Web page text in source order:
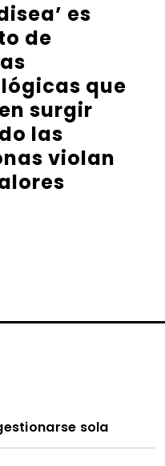
es
de
que
surgir
las
violan
sola